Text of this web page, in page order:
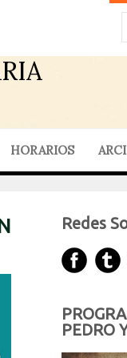
HORARIOS
Redes
PEDRO